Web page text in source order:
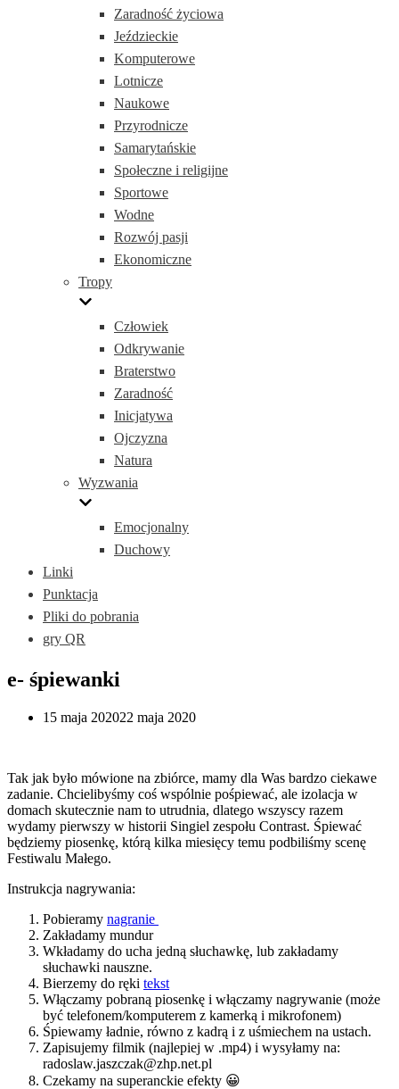
Zaradność życiowa
Jeździeckie
Komputerowe
Lotnicze
Naukowe
Przyrodnicze
Samarytańskie
Społeczne i religijne
Sportowe
Wodne
Rozwój pasji
Ekonomiczne
Tropy
Człowiek
Odkrywanie
Braterstwo
Zaradność
Inicjatywa
Ojczyzna
Natura
Wyzwania
Emocjonalny
Duchowy
Linki
Punktacja
Pliki do pobrania
gry QR
e- śpiewanki
15 maja 202022 maja 2020
Tak jak było mówione na zbiórce, mamy dla Was bardzo ciekawe
zadanie. Chcielibyśmy coś wspólnie pośpiewać, ale izolacja w
domach skutecznie nam to utrudnia, dlatego wszyscy razem
wydamy pierwszy w historii Singiel zespołu Contrast. Śpiewać
będziemy piosenkę, którą kilka miesięcy temu podbiliśmy scenę
Festiwalu Małego.
Instrukcja nagrywania:
Pobieramy nagranie
Zakładamy mundur
Wkładamy do ucha jedną słuchawkę, lub zakładamy
słuchawki nauszne.
Bierzemy do ręki tekst
Włączamy pobraną piosenkę i włączamy nagrywanie (może
być telefonem/komputerem z kamerką i mikrofonem)
Śpiewamy ładnie, równo z kadrą i z uśmiechem na ustach.
Zapisujemy filmik (najlepiej w .mp4) i wysyłamy na:
radoslaw.jaszczak@zhp.net.pl
Czekamy na superanckie efekty 😀